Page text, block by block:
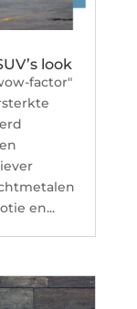
look
factor"
en...